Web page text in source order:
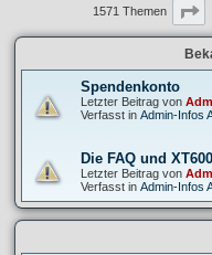
1571 Themen
Spendenkonto
Letzter Beitrag von
Verfasst in Admin-Infos
Die FAQ und
Letzter Beitrag von
Verfasst in Admin-Infos